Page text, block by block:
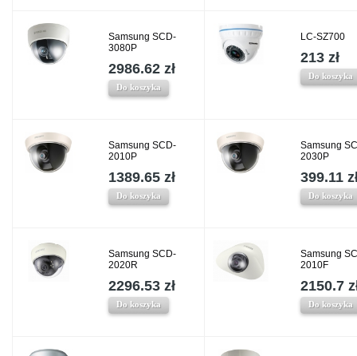
Samsung SCD-
3080P
2986.62 zł
Do koszyka
LC-SZ700
213 zł
Do koszyka
Samsung SCD-
2010P
1389.65 zł
Do koszyka
Samsung
2030P
399.11
Do koszyka
Samsung SCD-
2020R
2296.53 zł
Do koszyka
Samsung
2010F
2150.7
Do koszyka